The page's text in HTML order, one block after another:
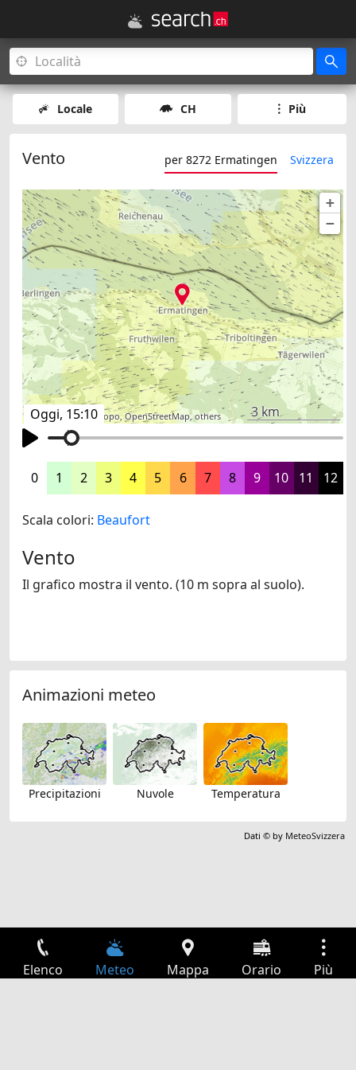
Locale CH Più
Vento per 8272 Ermatingen Svizzera
Oggi, 15:10
+
−
©search.ch ,swisstopo,OpenStreetMap,others 3 km
0 1 2 3 4 5 6 7 8 9 10 11 12
Scala colori: Beaufort
Vento
Il grafico mostra il vento. (10 m sopra al suolo).
Animazioni meteo
Precipitazioni Nuvole Temperatura
Dati © by MeteoSvizzera
Elenco Meteo Mappa Orario Più